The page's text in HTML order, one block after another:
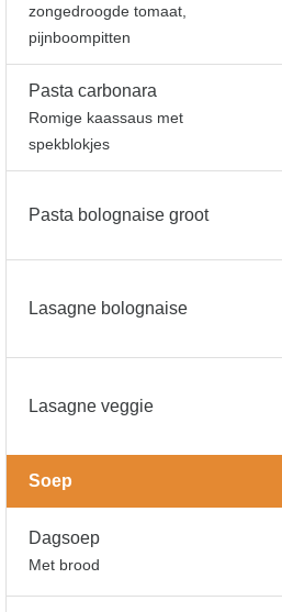
zongedroogde tomaat,
pijnboompitten
Pasta carbonara
Romige kaassaus met
spekblokjes
Pasta bolognaise groot
Lasagne bolognaise
Lasagne veggie
Soep
Dagsoep
Met brood